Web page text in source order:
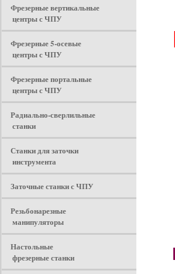
Фрезерные вертикальные
центры с ЧПУ
Фрезерные 5-осевые
центры с ЧПУ
Фрезерные портальные
центры с ЧПУ
Радиально-сверлильные
станки
Станки для заточки
инструмента
Заточные станки с ЧПУ
Резьбонарезные
манипуляторы
Настольные
фрезерные станки